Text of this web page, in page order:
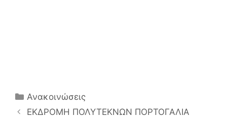
Κατηγορίες
Ανακοινώσεις
Πλοήγηση
ΕΚΔΡΟΜΗ ΠΟΛΥΤΕΚΝΩΝ ΠΟΡΤΟΓΑΛΙΑ